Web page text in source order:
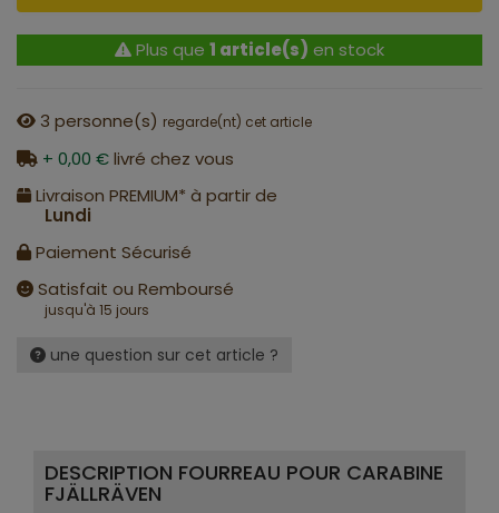
Plus que 1 article(s) en stock
3 personne(s) regarde(nt) cet article
+ 0,00 €livré chez vous
Livraison PREMIUM* à partir de
Lundi
Paiement Sécurisé
Satisfait ou Remboursé
jusqu'à 15 jours
une question sur cet article ?
DESCRIPTION FOURREAU POUR CARABINE
FJÄLLRÄVEN